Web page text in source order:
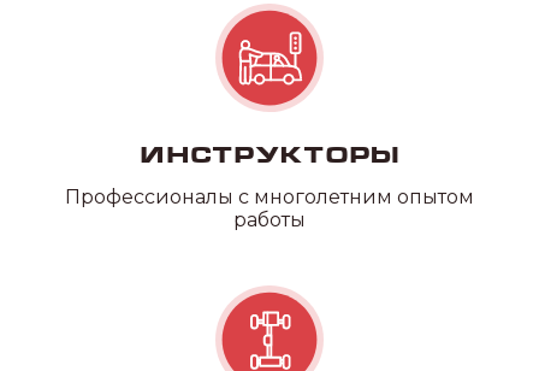
Инструкторы
Профессионалы с многолетним опытом
работы
Категория С